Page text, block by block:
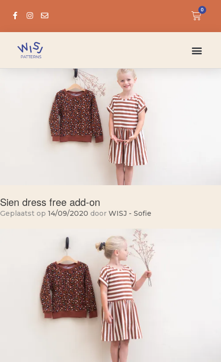
0
Sien dress free add-on
Geplaatst op 14/09/2020 door WISJ - Sofie